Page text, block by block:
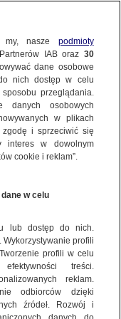
Ewy
do miejsca
my, nasze podmioty
IAB oraz 30
dane osobowe
nich dostęp w celu
przeglądania.
danych osobowych
w plikach
zgodę i sprzeciwić się
interes w dowolnym
cookie i reklam”.
w celu
lub dostęp do nich.
profili
profili w celu
treści.
reklam.
odbiorców dzięki
źródeł. Rozwój i